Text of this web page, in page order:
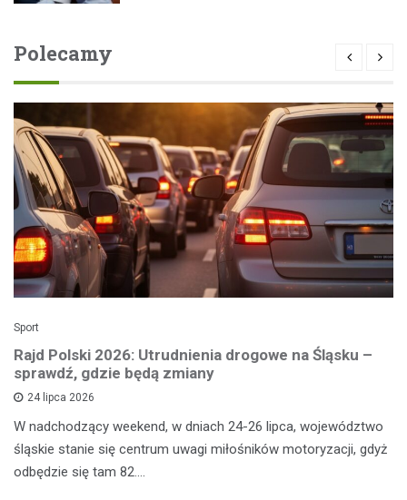
Polecamy
Sport
Rajd Polski 2026: Utrudnienia drogowe na Śląsku –
sprawdź, gdzie będą zmiany
24 lipca 2026
W nadchodzący weekend, w dniach 24-26 lipca, województwo
śląskie stanie się centrum uwagi miłośników motoryzacji, gdyż
odbędzie się tam 82.…